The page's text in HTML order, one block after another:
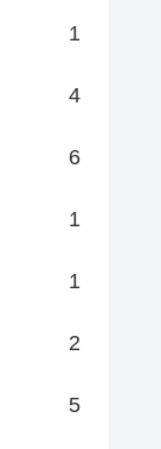
1
4
6
1
1
2
5